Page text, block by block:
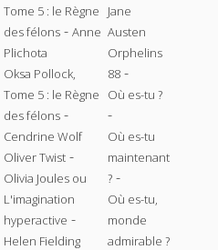
Tome 5 : le Règne
des félons - Anne
Plichota
Oksa Pollock,
Tome 5 : le Règne
des félons -
Cendrine Wolf
Oliver Twist -
Olivia Joules ou
L'imagination
hyperactive -
Helen Fielding
Jane
Austen
Orphelins
88 -
Où es-tu ?
-
Où es-tu
maintenant
? -
Où es-tu,
monde
admirable ?